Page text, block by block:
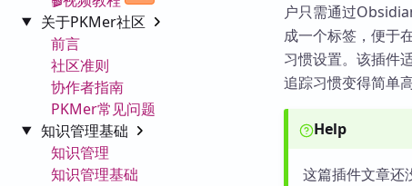
关于PKMer社区
前言
社区准则
协作者指南
PKMer常见问题
知识管理基础
知识管理
知识管理基础
户只需通过
成一个标签，便于
习惯设置。该插件
追踪习惯变得简单高
Help
这篇插件文章还